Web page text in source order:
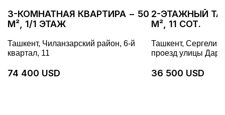
3-КОМНАТНАЯ КВАРТИРА − 50
М², 1/1 ЭТАЖ
Ташкент, Чиланзарский район, 6-й
квартал, 11
74 400 USD
2-ЭТАЖНЫЙ
М², 11 СОТ.
Ташкент,
проезд улицы
36 500 USD